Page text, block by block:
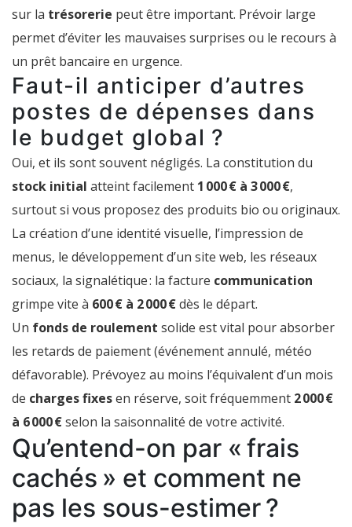
sur la trésorerie peut être important. Prévoir large
permet d’éviter les mauvaises surprises ou le recours à
un prêt bancaire en urgence.
Faut-il anticiper d’autres
postes de dépenses dans
le budget global ?
Oui, et ils sont souvent négligés. La constitution du
stock initial atteint facilement 1 000 € à 3 000 €,
surtout si vous proposez des produits bio ou originaux.
La création d’une identité visuelle, l’impression de
menus, le développement d’un site web, les réseaux
sociaux, la signalétique : la facture communication
grimpe vite à 600 € à 2 000 €dès le départ.
Un fonds de roulement solide est vital pour absorber
les retards de paiement (événement annulé, météo
défavorable). Prévoyez au moins l’équivalent d’un mois
de charges fixesen réserve, soit fréquemment 2 000 €
à 6 000 €selon la saisonnalité de votre activité.
Qu’entend-on par « frais
cachés » et comment ne
pas les sous-estimer ?